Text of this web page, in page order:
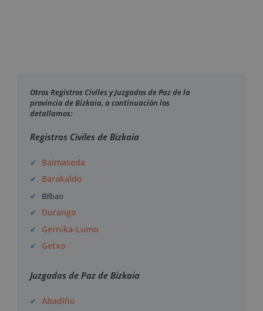
Otros Registros Civiles y Juzgados de Paz de la
provincia de Bizkaia, a continuación los
detallamos:
Registros Civiles de Bizkaia
Balmaseda
Barakaldo
Bilbao
Durango
Gernika-Lumo
Getxo
Juzgados de Paz de Bizkaia
Abadiño